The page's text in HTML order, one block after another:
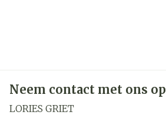
Neem contact met ons op
LORIES GRIET